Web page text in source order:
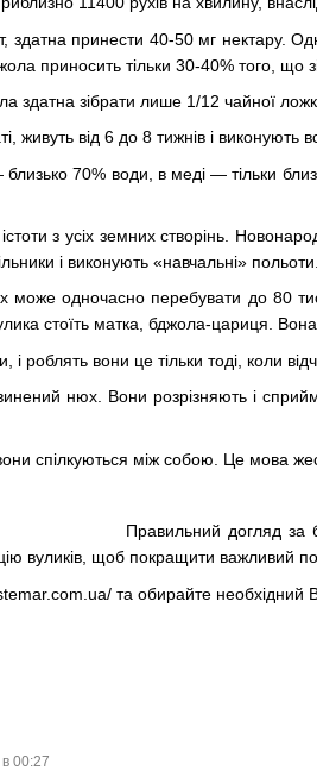
здатна принести 40-50 мг нектару.
приносить тільки 30-40% того, що
здатна зібрати лише 1/12 чайної
живуть від 6 до 8 тижнів і виконують
близько 70% води, в меді — тільки
з усіх земних створінь.
і виконують «навчальні»
може одночасно перебувати до 80
стоїть матка, бджола-цариця.
роблять вони це тільки тоді, коли
нюх. Вони розрізняють і
спілкуються між собою. Це мова
Правильний догляд за
вуликів, щоб покращити важливий
та обирайте необхідний
00:27